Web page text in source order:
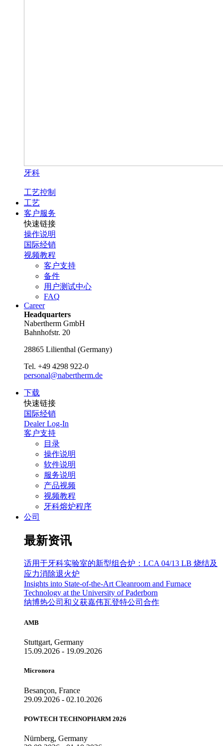
牙科
工艺控制
工艺
客户服务
快速链接
操作说明
国际经销
视频教程
客户支持
备件
用户测试中心
FAQ
Career
Headquarters
Nabertherm GmbH
Bahnhofstr. 20
28865 Lilienthal (Germany)
Tel. +49 4298 922-0
personal@nabertherm.de
下载
快速链接
国际经销
Dealer Log-In
客户支持
目录
操作说明
软件说明
服务说明
产品视频
视频教程
牙科熔炉程序
公司
最新资讯
适用于牙科实验室的新型组合炉：LCA 04/13 LB 烧结及
应力消除退火炉
Insights into State-of-the-Art Cleanroom and Furnace
Technology at the University of Paderborn
纳博热公司和义获嘉伟瓦登特公司合作
AMB
Stuttgart, Germany
15.09.2026 - 19.09.2026
Micronora
Besançon, France
29.09.2026 - 02.10.2026
POWTECH TECHNOPHARM 2026
Nürnberg, Germany